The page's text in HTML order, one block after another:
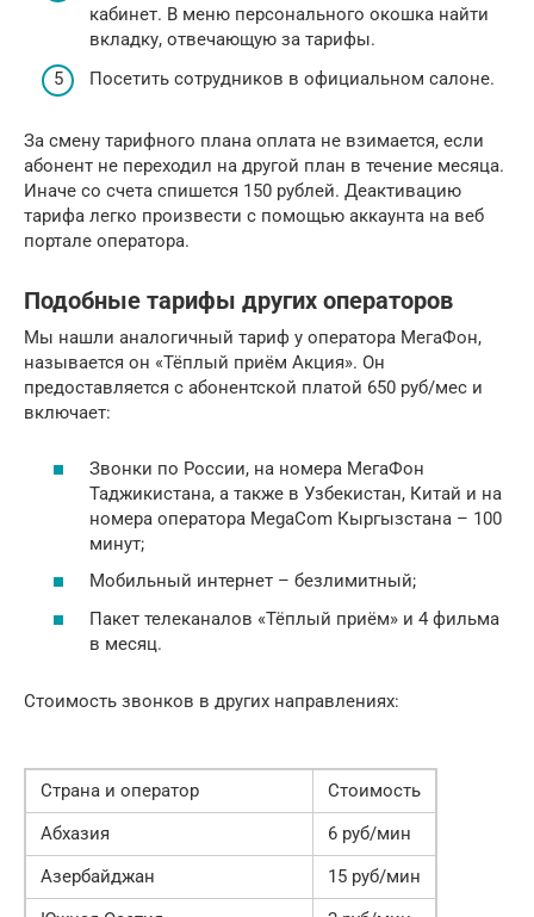
кабинет. В меню персонального окошка найти
вкладку, отвечающую за тарифы.
Посетить сотрудников в официальном салоне.
За смену тарифного плана оплата не взимается, если
абонент не переходил на другой план в течение месяца.
Иначе со счета спишется 150 рублей. Деактивацию
тарифа легко произвести с помощью аккаунта на веб
портале оператора.
Подобные тарифы других операторов
Мы нашли аналогичный тариф у оператора МегаФон,
называется он «Тёплый приём Акция». Он
предоставляется с абонентской платой 650 руб/мес и
включает:
Звонки по России, на номера МегаФон
Таджикистана, а также в Узбекистан, Китай и на
номера оператора MegaCom Кыргызстана – 100
минут;
Мобильный интернет – безлимитный;
Пакет телеканалов «Тёплый приём» и 4 фильма
в месяц.
Стоимость звонков в других направлениях:
Страна и оператор
Стоимость
Абхазия
6 руб/мин
Азербайджан
15 руб/мин